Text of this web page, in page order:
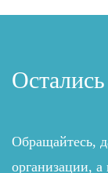
Обращайтесь,
организации,